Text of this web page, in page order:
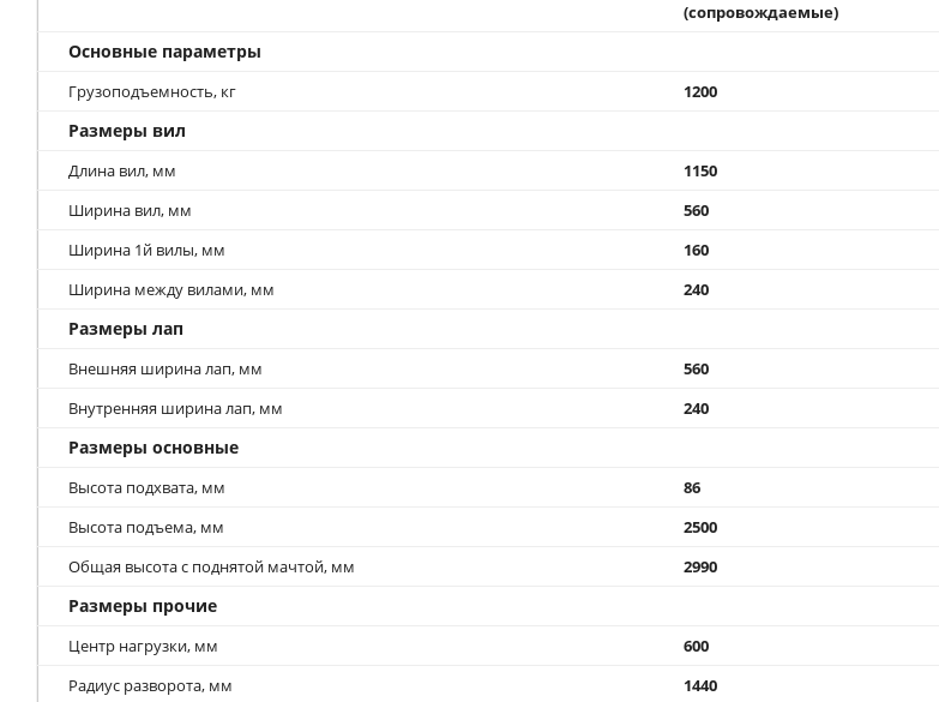
(сопровождаемые)
Основные параметры
Грузоподъемность, кг 1200
Размеры вил
Длина вил, мм
1150
Ширина вил, мм
560
Ширина 1й вилы, мм
160
Ширина между вилами, мм
240
Размеры лап
Внешняя ширина лап, мм
560
Внутренняя ширина лап, мм
240
Размеры основные
Высота подхвата, мм
86
Высота подъема, мм
2500
Общая высота с поднятой мачтой, мм
2990
Размеры прочие
Центр нагрузки, мм
600
Радиус разворота, мм
1440